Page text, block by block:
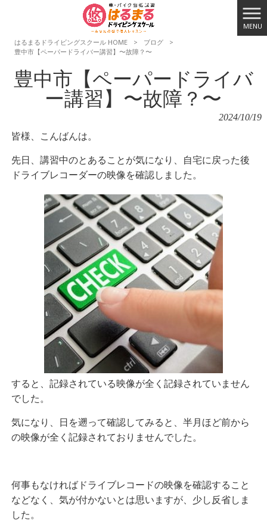
MENU
はるまるドライビングスクール HOME
> ブログ
>
豊中市【ペーパードライバー講習】〜故障？〜
豊中市【ペーパードライバ
ー講習】〜故障？〜
2024/10/19
皆様、こんばんは。
先日、講習中のとあることが気になり、自宅に戻った後
ドライブレコーダーの映像を確認しました。
すると、記録されている映像が全く記録されていません
でした。
気になり、日を遡って確認してみると、半月ほど前から
の映像が全く記録されておりませんでした。
何事もなければドライブレコードの映像を確認すること
などなく、気が付かないとは思いますが、少し反省しま
した。